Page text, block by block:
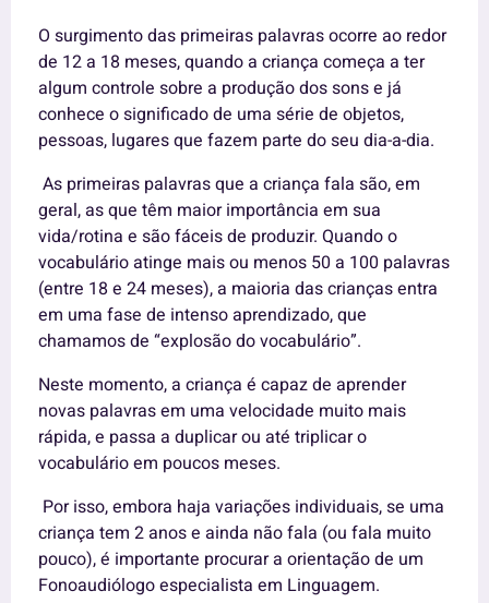
O surgimento das primeiras palavras ocorre ao redor
de 12 a 18 meses, quando a criança começa a ter
algum controle sobre a produção dos sons e já
conhece o significado de uma série de objetos,
pessoas, lugares que fazem parte do seu dia-a-dia.
As primeiras palavras que a criança fala são, em
geral, as que têm maior importância em sua
vida/rotina e são fáceis de produzir. Quando o
vocabulário atinge mais ou menos 50 a 100 palavras
(entre 18 e 24 meses), a maioria das crianças entra
em uma fase de intenso aprendizado, que
chamamos de “explosão do vocabulário”.
Neste momento, a criança é capaz de aprender
novas palavras em uma velocidade muito mais
rápida, e passa a duplicar ou até triplicar o
vocabulário em poucos meses.
Por isso, embora haja variações individuais, se uma
criança tem 2 anos e ainda não fala (ou fala muito
pouco), é importante procurar a orientação de um
Fonoaudiólogo especialista em Linguagem.